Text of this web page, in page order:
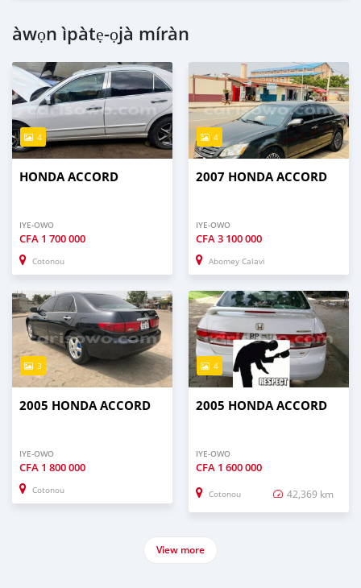
àwọn ìpàtẹ-ọjà míràn
4
HONDA ACCORD
IYE-OWO
CFA 1 700 000
Cotonou
4
2007 HONDA ACCORD
IYE-OWO
CFA3 100 000
Abomey Calavi
3
2005 HONDA ACCORD
IYE-OWO
CFA 1 800 000
Cotonou
4
2005 HONDA ACCORD
IYE-OWO
CFA 1 600 000
Cotonou 42,369 km
View more